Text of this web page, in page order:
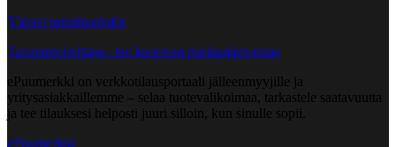
Yleiset toimitusehdot
Tavarantoimittaja - tee kuorman purkuajanvaraus
ePuumerkki on verkkotilausportaali jälleenmyyjille ja
yritysasiakkaillemme – selaa tuotevalikoimaa, tarkastele saatavuutta
ja tee tilauksesi helposti juuri silloin, kun sinulle sopii.
ePuumerkki